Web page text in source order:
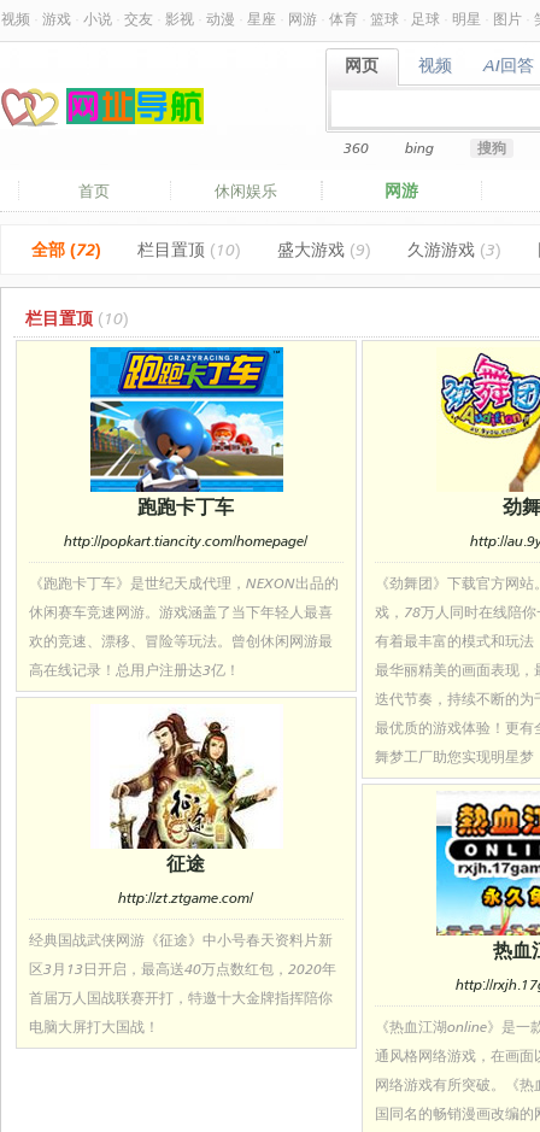
视频 游戏 小说 交友 影视 动漫 星座 网游 体育 篮球 足球 明星 图片
网页
网页 视频
视频 AI回答
AI回答
360 bing 搜狗
首页 休闲娱乐 网游
全部 (72) 栏目置顶 (10) 盛大游戏 (9) 久游游戏 (3)
栏目置顶 (10)
跑跑卡丁车
http://popkart.tiancity.com/homepage/
《跑跑卡丁车》是世纪天成代理，NEXON出品的
休闲赛车竞速网游。游戏涵盖了当下年轻人最喜
欢的竞速、漂移、冒险等玩法。曾创休闲网游最
高在线记录！总用户注册达3亿！
劲
http://
《劲舞团》下载官方网
戏，78万人同时在线陪
有着最丰富的模式和玩法
最华丽精美的画面表现，
迭代节奏，持续不断的为
最优质的游戏体验！更有
舞梦工厂助您实现明星梦
征途
http://zt.ztgame.com/
经典国战武侠网游《征途》中小号春天资料片新
区3月13日开启，最高送40万点数红包，2020年
首届万人国战联赛开打，特邀十大金牌指挥陪你
电脑大屏打大国战！
热血
http://
《热血江湖online》是
通风格网络游戏，在画面
网络游戏有所突破。《
国同名的畅销漫画改编